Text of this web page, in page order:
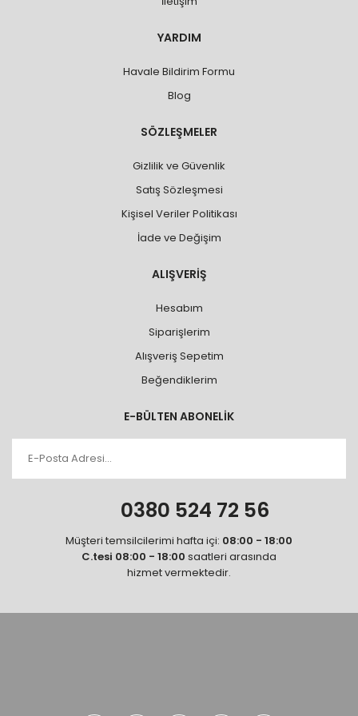
YARDIM
Havale Bildirim Formu
Blog
SÖZLEŞMELER
Gizlilik ve Güvenlik
Satış Sözleşmesi
Kişisel Veriler Politikası
İade ve Değişim
ALIŞVERİŞ
Hesabım
Siparişlerim
Alışveriş Sepetim
Beğendiklerim
E-BÜLTEN ABONELİK
0380 524 72 56
Müşteri temsilcilerimi hafta içi: 08:00 - 18:00
C.tesi 08:00 - 18:00 saatleri arasında
hizmet vermektedir.